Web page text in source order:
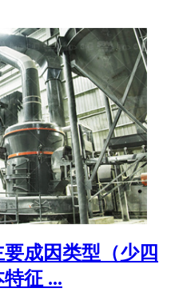
成因类型（少四
征 ...